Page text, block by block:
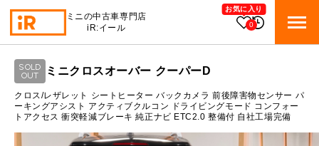
ミニの中古車専門店
iR:イール
お気に入り
0
BMW MINI BMWミニ 在庫検索
ROVER MINI ローバーミニ 在庫検索
月々支払額 2.9 万円
SOLD
OUT
ミニクロスオーバー クーパーD
クロス/レザレット シートヒーター バックカメラ 前後障害物センサー パ
ーキングアシスト アクティブクルコン ドライビングモード コンフォー
トアクセス 衝突軽減ブレーキ 純正ナビ ETC2.0 整備付 自社工場完備